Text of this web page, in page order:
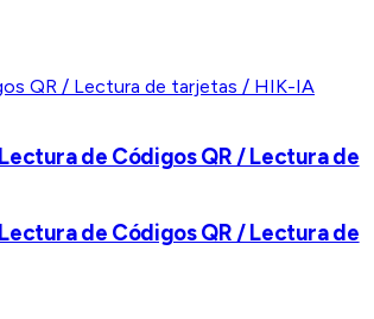
de Códigos QR / Lectura de
de Códigos QR / Lectura de